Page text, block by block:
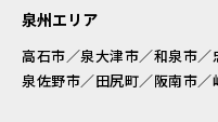
泉州エリア
高石市／泉大津市／和泉市
泉佐野市／田尻町／阪南市／